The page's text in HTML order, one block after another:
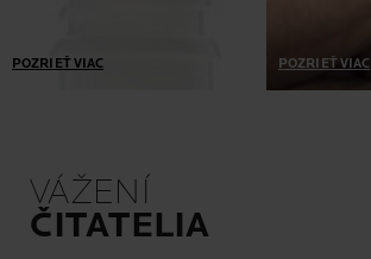
POZRIEŤ VIAC
nevyhnutné ingrediencie v
správnej účinnej dávke.
POZRIEŤ VIAC
VÁŽENÍ
ČITATELIA